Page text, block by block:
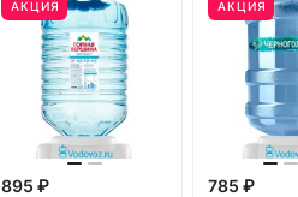
АКЦИЯ
895 ₽
АКЦИЯ
785 ₽